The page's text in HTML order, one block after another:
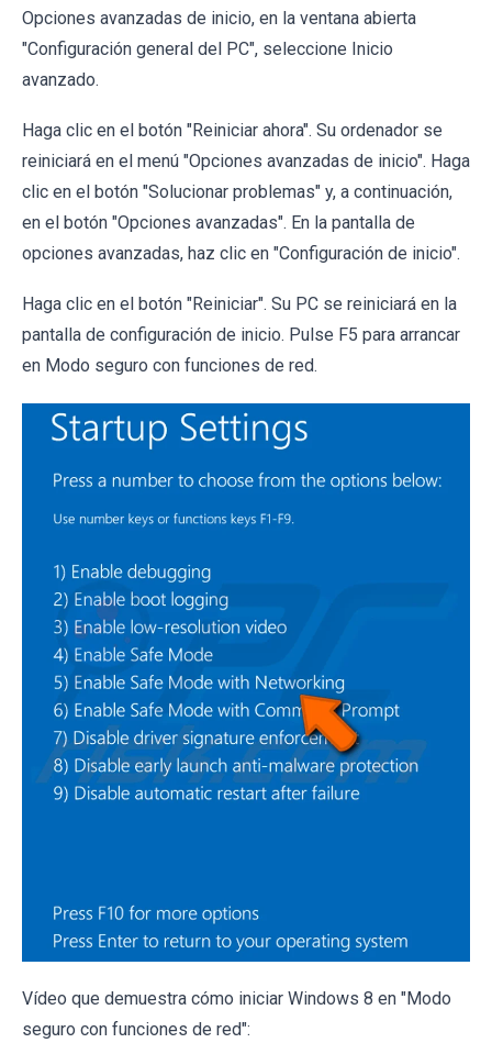
Opciones avanzadas de inicio, en la ventana abierta
"Configuración general del PC", seleccione Inicio
avanzado.
Haga clic en el botón "Reiniciar ahora". Su ordenador se
reiniciará en el menú "Opciones avanzadas de inicio". Haga
clic en el botón "Solucionar problemas" y, a continuación,
en el botón "Opciones avanzadas". En la pantalla de
opciones avanzadas, haz clic en "Configuración de inicio".
Haga clic en el botón "Reiniciar". Su PC se reiniciará en la
pantalla de configuración de inicio. Pulse F5 para arrancar
en Modo seguro con funciones de red.
Vídeo que demuestra cómo iniciar Windows 8 en "Modo
seguro con funciones de red":